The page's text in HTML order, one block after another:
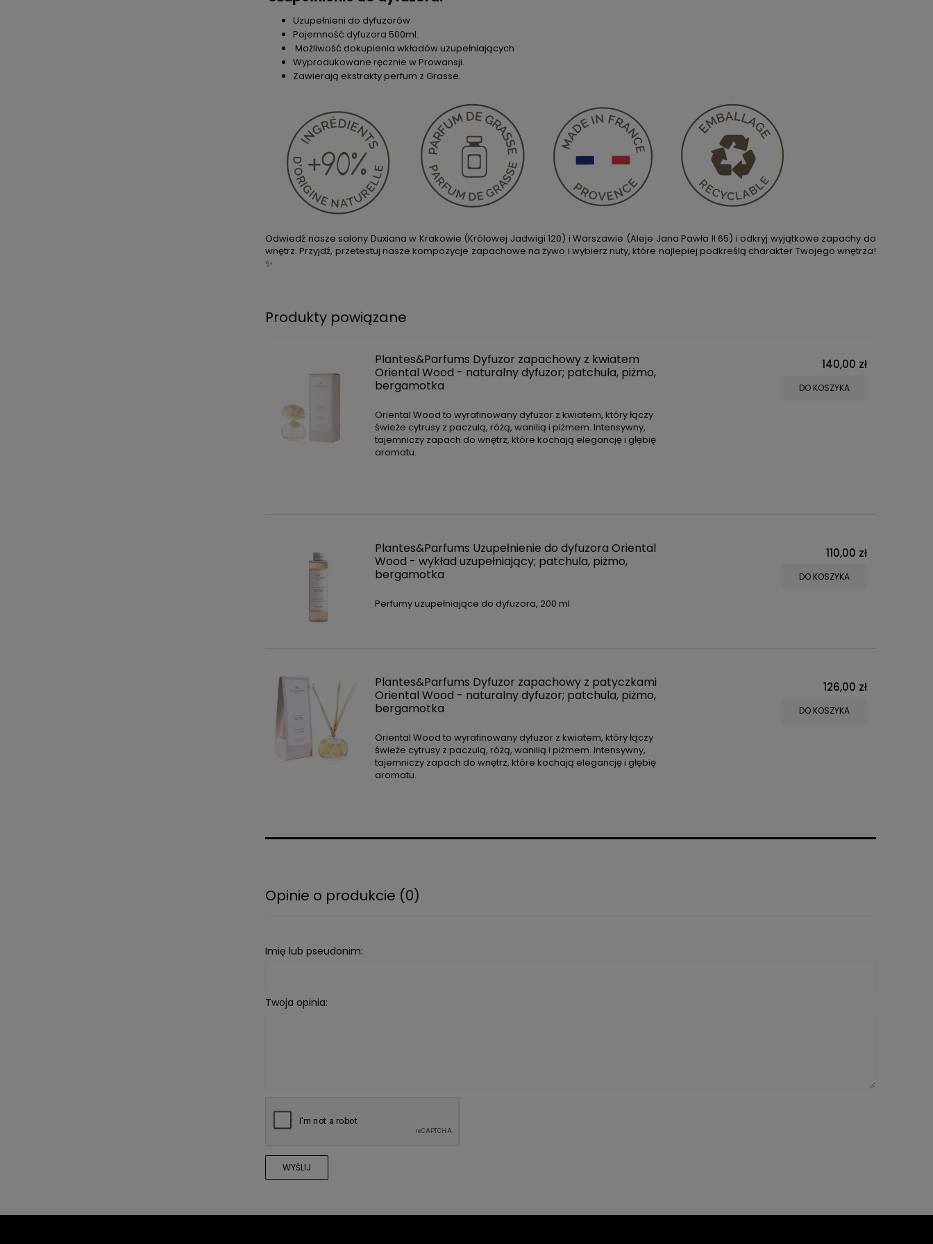
Uzupełnieni do dyfuzorów
Pojemność dyfuzora 500ml.
Możliwość dokupienia wkładów uzupełniających
Wyprodukowane ręcznie w Prowansji.
Zawierają ekstrakty perfum z Grasse.
Odwiedź nasze salony Duxiana w Krakowie (Królowej Jadwigi 120) i Warszawie (Aleje Jana Pawła II 65) i odkryj wyjątkowe zapachy do
wnętrz. Przyjdź, przetestuj nasze kompozycje zapachowe na żywo i wybierz nuty, które najlepiej podkreślą charakter Twojego wnętrza!
✨
Produkty powiązane
Plantes&Parfums Dyfuzor zapachowy z kwiatem
Oriental Wood - naturalny dyfuzor; patchula, piżmo,
bergamotka
Oriental Wood to wyrafinowany dyfuzor z kwiatem, który łączy
świeże cytrusy z paczulą, różą, wanilią i piżmem. Intensywny,
tajemniczy zapach do wnętrz, które kochają elegancję i głębię
aromatu.
140,00 zł
DO KOSZYKA
Plantes&Parfums Uzupełnienie do dyfuzora Oriental
Wood - wykład uzupełniający; patchula, piżmo,
bergamotka
Perfumy uzupełniające do dyfuzora, 200 ml
110,00 zł
DO KOSZYKA
Plantes&Parfums Dyfuzor zapachowy z patyczkami
Oriental Wood - naturalny dyfuzor; patchula, piżmo,
bergamotka
Oriental Wood to wyrafinowany dyfuzor z kwiatem, który łączy
świeże cytrusy z paczulą, różą, wanilią i piżmem. Intensywny,
tajemniczy zapach do wnętrz, które kochają elegancję i głębię
aromatu.
126,00 zł
DO KOSZYKA
Opinie o produkcie (0)
Imię lub pseudonim:
Twoja opinia:
WYŚLIJ